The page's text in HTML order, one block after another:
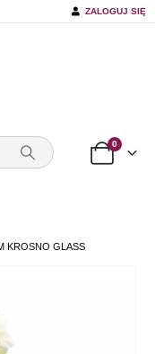
ZALOGUJ SIĘ
0
KROSNO GLASS